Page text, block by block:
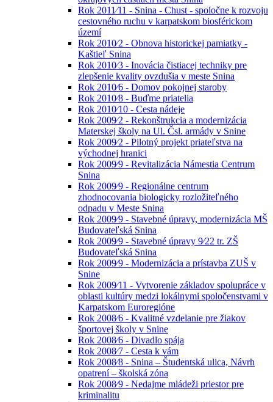
Rok 2011⁄11 - Snina - Chust - spoločne k rozvoju
cestovného ruchu v karpatskom biosférickom
území
Rok 2010⁄2 - Obnova historickej pamiatky -
Kaštieľ Snina
Rok 2010⁄3 - Inovácia čistiacej techniky pre
zlepšenie kvality ovzdušia v meste Snina
Rok 2010⁄6 - Domov pokojnej staroby
Rok 2010⁄8 - Buďme priatelia
Rok 2010⁄10 - Cesta nádeje
Rok 2009⁄2 - Rekonštrukcia a modernizácia
Materskej školy na Ul. Čsl. armády v Snine
Rok 2009⁄2 - Pilotný projekt priateľstva na
východnej hranici
Rok 2009⁄9 - Revitalizácia Námestia Centrum
Snina
Rok 2009⁄9 - Regionálne centrum
zhodnocovania biologicky rozložiteľného
odpadu v Meste Snina
Rok 2009⁄9 - Stavebné úpravy, modernizácia MŠ
Budovateľská Snina
Rok 2009⁄9 - Stavebné úpravy 9⁄22 tr. ZŠ
Budovateľská Snina
Rok 2009⁄9 - Modernizácia a prístavba ZUŠ v
Snine
Rok 2009⁄11 - Vytvorenie základov spolupráce v
oblasti kultúry medzi lokálnymi spoločenstvami v
Karpatskom Euroregióne
Rok 2008⁄6 - Kvalitné vzdelanie pre žiakov
športovej školy v Snine
Rok 2008⁄6 - Divadlo spája
Rok 2008⁄7 - Cesta k vám
Rok 2008⁄8 - Snina – Študentská ulica, Návrh
opatrení – školská zóna
Rok 2008⁄9 - Nedajme mládeži priestor pre
kriminalitu